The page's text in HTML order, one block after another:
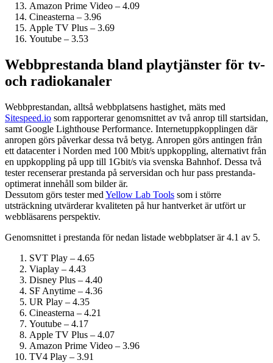
Amazon Prime Video – 4.09
Cineasterna – 3.96
Apple TV Plus – 3.69
Youtube – 3.53
Webbprestanda bland playtjänster för tv-
och radiokanaler
Webbprestandan, alltså webbplatsens hastighet, mäts med
Sitespeed.io som rapporterar genomsnittet av två anrop till startsidan,
samt Google Lighthouse Performance. Internet­uppkopplingen där
anropen görs påverkar dessa två betyg. Anropen görs antingen från
ett datacenter i Norden med 100 Mbit/s uppkoppling, alternativt från
en uppkoppling på upp till 1Gbit/s via svenska Bahnhof. Dessa två
tester recenserar prestanda på serversidan och hur pass prestanda­
optimerat innehåll som bilder är.
Dessutom görs tester med Yellow Lab Tools som i större
utsträckning utvärderar kvaliteten på hur hantverket är utfört ur
webbläsarens perspektiv.
Genomsnittet i prestanda för nedan listade webbplatser är 4.1 av 5.
SVT Play – 4.65
Viaplay – 4.43
Disney Plus – 4.40
SF Anytime – 4.36
UR Play – 4.35
Cineasterna – 4.21
Youtube – 4.17
Apple TV Plus – 4.07
Amazon Prime Video – 3.96
TV4 Play – 3.91